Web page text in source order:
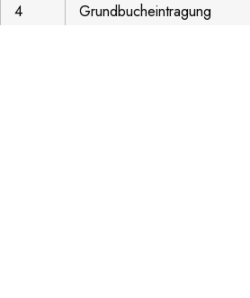
4 Grundbucheintragung